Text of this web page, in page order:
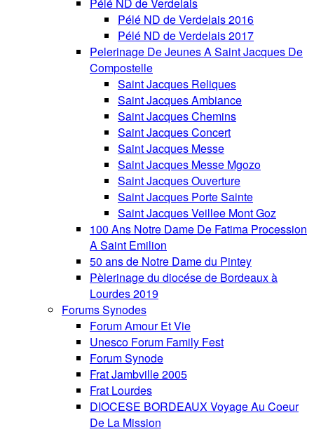
Pélé ND de Verdelais
Pélé ND de Verdelais 2016
Pélé ND de Verdelais 2017
Pelerinage De Jeunes A Saint Jacques De
Compostelle
Saint Jacques Reliques
Saint Jacques Ambiance
Saint Jacques Chemins
Saint Jacques Concert
Saint Jacques Messe
Saint Jacques Messe Mgozo
Saint Jacques Ouverture
Saint Jacques Porte Sainte
Saint Jacques Veillee Mont Goz
100 Ans Notre Dame De Fatima Procession
A Saint Emilion
50 ans de Notre Dame du Pintey
Pèlerinage du diocése de Bordeaux à
Lourdes 2019
Forums Synodes
Forum Amour Et Vie
Unesco Forum Family Fest
Forum Synode
Frat Jambville 2005
Frat Lourdes
DIOCESE BORDEAUX Voyage Au Coeur
De La Mission